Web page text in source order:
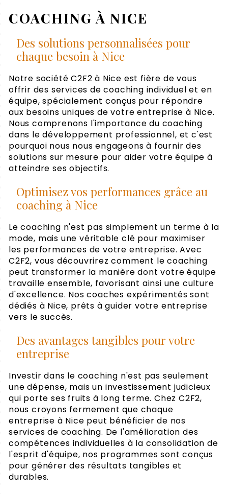
COACHING À NICE
Des solutions personnalisées pour
chaque besoin à Nice
Notre société C2F2 à Nice est fière de vous
offrir des services de coaching individuel et en
équipe, spécialement conçus pour répondre
aux besoins uniques de votre entreprise à Nice.
Nous comprenons l'importance du coaching
dans le développement professionnel, et c'est
pourquoi nous nous engageons à fournir des
solutions sur mesure pour aider votre équipe à
atteindre ses objectifs.
Optimisez vos performances grâce au
coaching à Nice
Le coaching n'est pas simplement un terme à la
mode, mais une véritable clé pour maximiser
les performances de votre entreprise. Avec
C2F2, vous découvrirez comment le coaching
peut transformer la manière dont votre équipe
travaille ensemble, favorisant ainsi une culture
d'excellence. Nos coaches expérimentés sont
dédiés à Nice, prêts à guider votre entreprise
vers le succès.
Des avantages tangibles pour votre
entreprise
Investir dans le coaching n'est pas seulement
une dépense, mais un investissement judicieux
qui porte ses fruits à long terme. Chez C2F2,
nous croyons fermement que chaque
entreprise à Nice peut bénéficier de nos
services de coaching. De l'amélioration des
compétences individuelles à la consolidation de
l'esprit d'équipe, nos programmes sont conçus
pour générer des résultats tangibles et
durables.